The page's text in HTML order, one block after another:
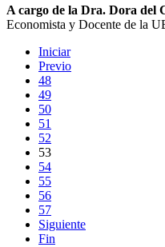
A cargo de la Dra. Dora del
Economista y Docente de la
Iniciar
Previo
48
49
50
51
52
53
54
55
56
57
Siguiente
Fin